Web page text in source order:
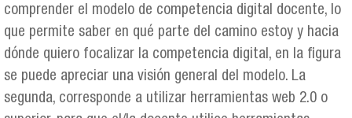
comprender el modelo de competencia digital docente, lo
que permite saber en qué parte del camino estoy y hacia
dónde quiero focalizar la competencia digital, en la figura
se puede apreciar una visión general del modelo. La
segunda, corresponde a utilizar herramientas web 2.0 o